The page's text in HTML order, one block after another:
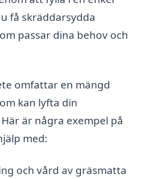
få skräddarsydda
passar dina behov och
omfattar en mängd
kan lyfta din
är några exempel på
med:
och vård av gräsmatta